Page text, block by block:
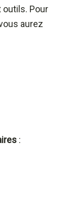
outils. Pour
aurez
: